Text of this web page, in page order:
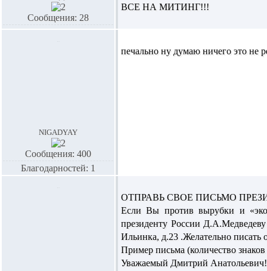
Сообщения: 28
ВСЕ НА МИТИНГ!!!
nigadyay
Сообщения: 400
Благодарностей: 1
печально ну думаю ничего это не
ОТПРАВЬ СВОЕ ПИСЬМО
Если Вы против вырубки и
президенту России
Ильинка, д.23 .Желательно писать
Пример письма (количество
Уважаемый Дмитрий Анатольевич!